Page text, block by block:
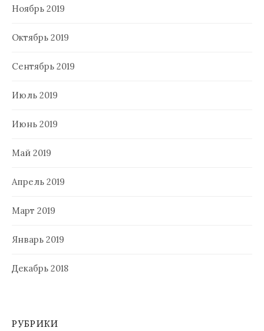
Ноябрь 2019
Октябрь 2019
Сентябрь 2019
Июль 2019
Июнь 2019
Май 2019
Апрель 2019
Март 2019
Январь 2019
Декабрь 2018
РУБРИКИ